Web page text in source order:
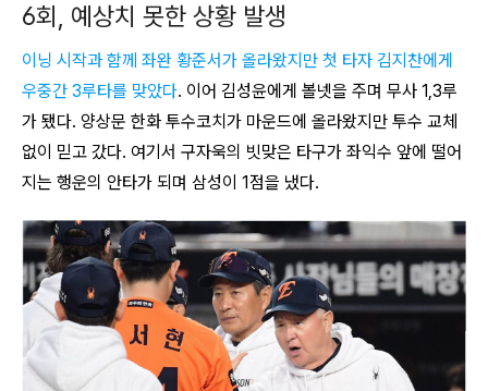
6회, 예상치 못한 상황 발생
이닝 시작과 함께 좌완 황준서가 올라왔지만 첫 타자 김지찬에게
우중간 3루타를 맞았다. 이어 김성윤에게 볼넷을 주며 무사 1,3루
가 됐다. 양상문 한화 투수코치가 마운드에 올라왔지만 투수 교체
없이 믿고 갔다. 여기서 구자욱의 빗맞은 타구가 좌익수 앞에 떨어
지는 행운의 안타가 되며 삼성이 1점을 냈다.